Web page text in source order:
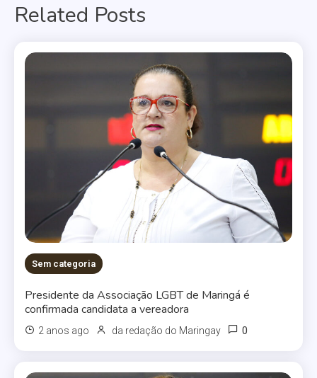
Post
Related Posts
Sem categoria
Presidente da Associação LGBT de Maringá é
confirmada candidata a vereadora
2 anos ago da redação do Maringay 0